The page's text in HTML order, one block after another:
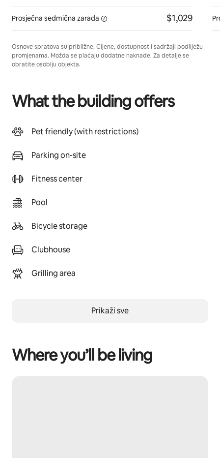
Prosječna sedmična zarada $1,029
Osnove spratova su približne. Cijene, dostupnost i sadržaji podliježu
promjenama. Možda se plaćaju dodatne naknade. Za detalje se
obratite osoblju objekta.
What the building offers
Pet friendly (with restrictions)
Parking on-site
Fitness center
Pool
Bicycle storage
Clubhouse
Grilling area
Prikaži sve
Where you’ll be living